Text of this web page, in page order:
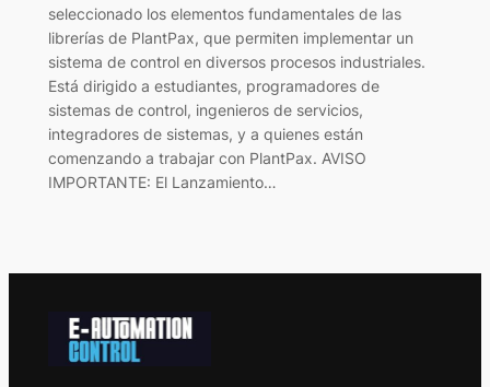
seleccionado los elementos fundamentales de las
librerías de PlantPax, que permiten implementar un
sistema de control en diversos procesos industriales.
Está dirigido a estudiantes, programadores de
sistemas de control, ingenieros de servicios,
integradores de sistemas, y a quienes están
comenzando a trabajar con PlantPax. AVISO
IMPORTANTE: El Lanzamiento…